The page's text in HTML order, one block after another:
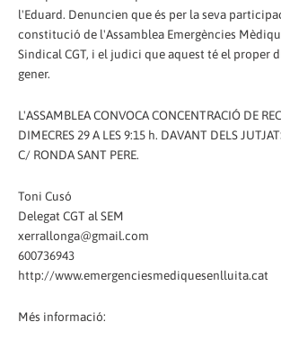
l'Eduard. Denuncien que és per la seva
constitució de l'Assamblea Emergències
Sindical CGT, i el judici que aquest té el proper
gener.
L'ASSAMBLEA CONVOCA CONCENTRACIÓ DE
DIMECRES 29 A LES 9:15 h. DAVANT DELS
C/ RONDA SANT PERE.
Toni Cusó
Delegat CGT al SEM
xerrallonga@gmail.com
600736943
http://www.emergenciesmediquesenlluita.cat
Més informació: